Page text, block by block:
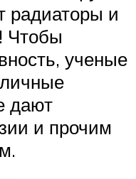
радиаторы и
Чтобы
ученые
дают
и прочим